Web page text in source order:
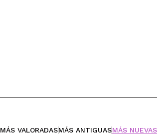
MÁS VALORADASMÁS ANTIGUASMÁS NUEVAS